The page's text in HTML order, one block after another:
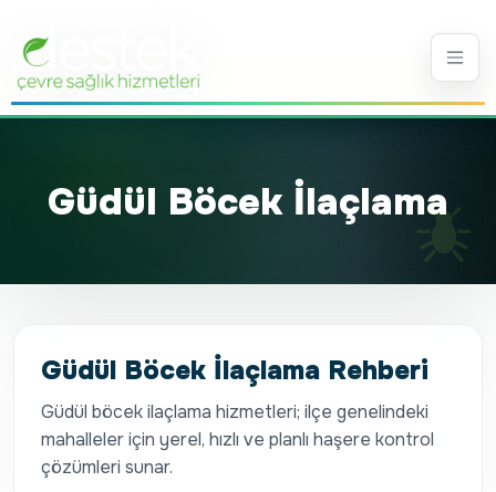
Güdül Böcek İlaçlama
Güdül Böcek İlaçlama Rehberi
Güdül böcek ilaçlama hizmetleri; ilçe genelindeki
mahalleler için yerel, hızlı ve planlı haşere kontrol
çözümleri sunar.